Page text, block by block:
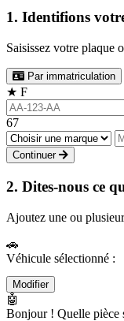
1. Identifions
Saisissez votre plaque
Par immatriculation
★ F
67
Continuer
2. Dites-nous ce
Ajoutez une ou
🚗
Véhicule sélectionné :
Modifier
🤖
Bonjour ! Quelle pièce